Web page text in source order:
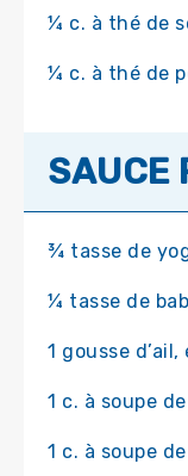
¼ c. à thé de
¼ c. à thé de
SAUCE
¾ tasse de
¼ tasse de
1 gousse
1 c. à soupe
1 c. à soupe